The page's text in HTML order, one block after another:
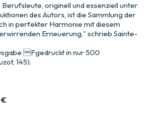
€
originell und essenziell unter
des Autors, ist die Sammlung der
in perfekter Harmonie mit diesem
Erneuerung," schrieb Sainte-
Fgedruckt in nur 500
145).